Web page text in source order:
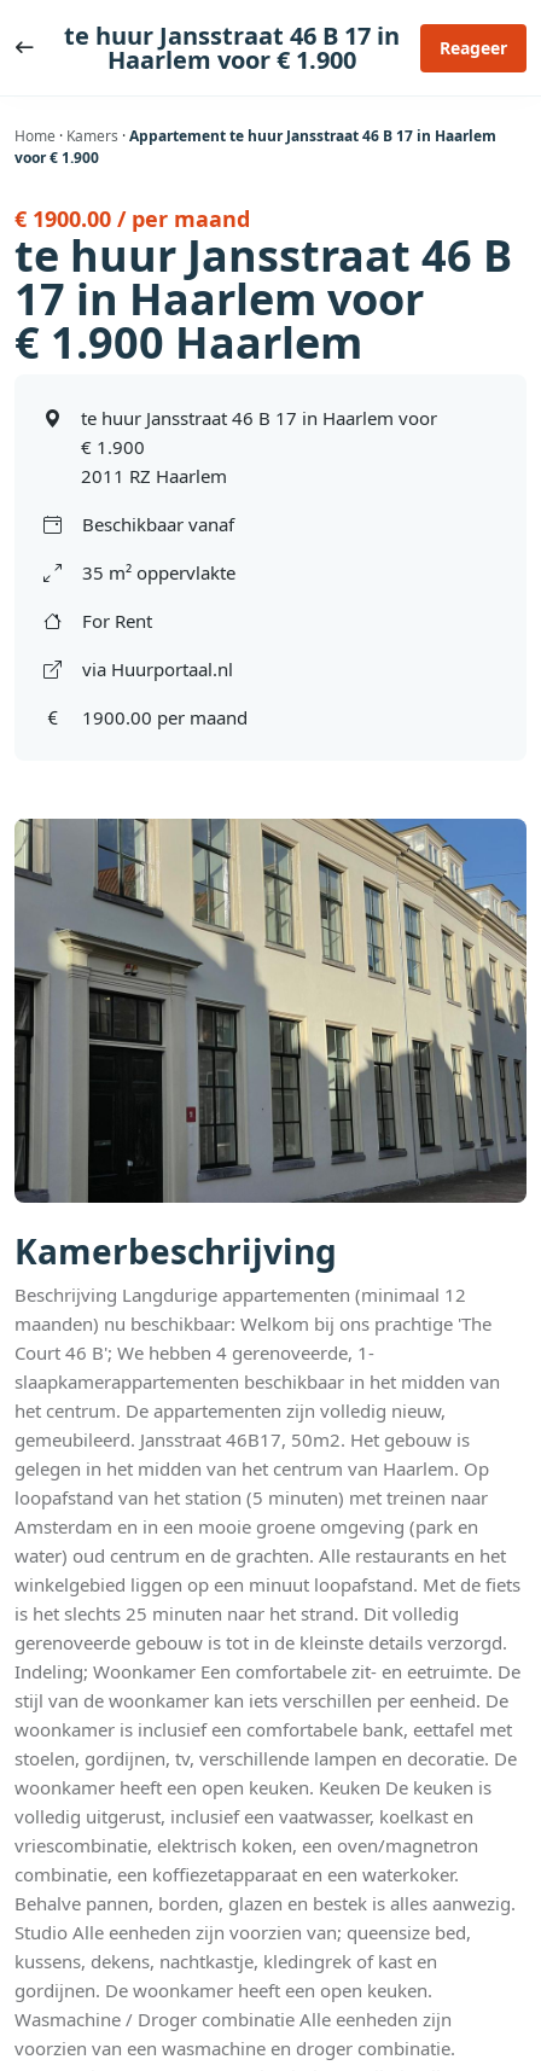
naar
te huur Jansstraat 46 B 17 in
Haarlem voor € 1.900 Reageer
Home · Kamers ·Appartement te huur Jansstraat 46 B 17 in Haarlem
voor € 1.900
Kamerbeschrijving
Beschrijving Langdurige appartementen (minimaal 12
maanden) nu beschikbaar: Welkom bij ons prachtige 'The
Court 46 B'; We hebben 4 gerenoveerde, 1-
slaapkamerappartementen beschikbaar in het midden van
het centrum. De appartementen zijn volledig nieuw,
gemeubileerd. Jansstraat 46B17, 50m2. Het gebouw is
gelegen in het midden van het centrum van Haarlem. Op
loopafstand van het station (5 minuten) met treinen naar
Amsterdam en in een mooie groene omgeving (park en
water) oud centrum en de grachten. Alle restaurants en het
winkelgebied liggen op een minuut loopafstand. Met de fiets
is het slechts 25 minuten naar het strand. Dit volledig
gerenoveerde gebouw is tot in de kleinste details verzorgd.
Indeling; Woonkamer Een comfortabele zit- en eetruimte. De
stijl van de woonkamer kan iets verschillen per eenheid. De
woonkamer is inclusief een comfortabele bank, eettafel met
stoelen, gordijnen, tv, verschillende lampen en decoratie. De
woonkamer heeft een open keuken. Keuken De keuken is
volledig uitgerust, inclusief een vaatwasser, koelkast en
vriescombinatie, elektrisch koken, een oven/magnetron
combinatie, een koffiezetapparaat en een waterkoker.
Behalve pannen, borden, glazen en bestek is alles aanwezig.
Studio Alle eenheden zijn voorzien van; queensize bed,
kussens, dekens, nachtkastje, kledingrek of kast en
gordijnen. De woonkamer heeft een open keuken.
Wasmachine / Droger combinatie Alle eenheden zijn
voorzien van een wasmachine en droger combinatie.
€ 1900.00 / per maand
te huur Jansstraat 46 B
17 in Haarlem voor
€ 1.900 Haarlem
te huur Jansstraat 46 B 17 in Haarlem voor
€ 1.900
2011 RZ Haarlem
Beschikbaar vanaf
35 m² oppervlakte
For Rent
via Huurportaal.nl
1900.00 per maand